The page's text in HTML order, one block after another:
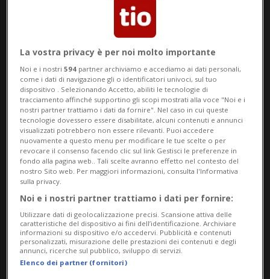
LOCARNO 4 mesi 16
In lutto per una palma rara:
«Ferita vera», la replica: «Non
una decisione presa a cuor
leggero»
La vostra privacy è per noi molto importante
Noi e i nostri594 partner archiviamo e accediamo ai dati personali,
come i dati di navigazione gli o identificatori univoci, sul tuo
dispositivo . Selezionando Accetto, abiliti le tecnologie di
tracciamento affinché supportino gli scopi mostrati alla voce "Noi e i
nostri partner trattiamo i dati da fornire". Nel caso in cui queste
tecnologie dovessero essere disabilitate, alcuni contenuti e annunci
visualizzati potrebbero non essere rilevanti. Puoi accedere
nuovamente a questo menu per modificare le tue scelte o per
revocare il consenso facendo clic sul link Gestisci le preferenze in
fondo alla pagina web.. Tali scelte avranno effetto nel contesto del
nostro Sito web. Per maggiori informazioni, consulta l'Informativa
sulla privacy.
Noi e i nostri partner trattiamo i dati per fornire:
Utilizzare dati di geolocalizzazione precisi. Scansione attiva delle
caratteristiche del dispositivo ai fini dell’identificazione. Archiviare
informazioni su dispositivo e/o accedervi. Pubblicità e contenuti
personalizzati, misurazione delle prestazioni dei contenuti e degli
annunci, ricerche sul pubblico, sviluppo di servizi.
Elenco dei partner (fornitori)